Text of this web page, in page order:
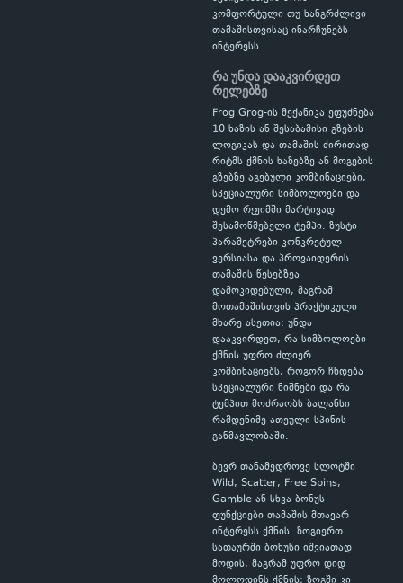
კომფორტული თუ ხანგრძლივი
თამაშისთვისაც ინარჩუნებს
ინტერესს.
რა უნდა დააკვირდეთ
რელებზე
Frog Grog-ის მექანიკა ეფუძნება
10 ხაზის ან შესაბამისი გზების
ლოგიკას და თამაშის ძირითად
რიტმს ქმნის ხაზებზე ან მოგების
გზებზე აგებული კომბინაციები,
სპეციალური სიმბოლოები და
დემო რეჟიმში მარტივად
შესამოწმებელი ტემპი. ზუსტი
პარამეტრები კონკრეტულ
ვერსიასა და პროვაიდერის
თამაშის წესებზეა
დამოკიდებული, მაგრამ
მოთამაშისთვის პრაქტიკული
მხარე ასეთია: უნდა
დააკვირდეთ, რა სიმბოლოები
ქმნის უფრო ძლიერ
კომბინაციებს, როგორ ჩნდება
სპეციალური ნიშნები და რა
ტემპით მოძრაობს ბალანსი
რამდენიმე ათეული სპინის
განმავლობაში.
ბევრ თანამედროვე სლოტში
Wild, Scatter, Free Spins,
Gamble ან სხვა ბონუს
ფუნქციები თამაშის მთავარ
ინტერესს ქმნის. ზოგიერთ
სათაურში ბონუსი იშვიათად
მოდის, მაგრამ უფრო დიდ